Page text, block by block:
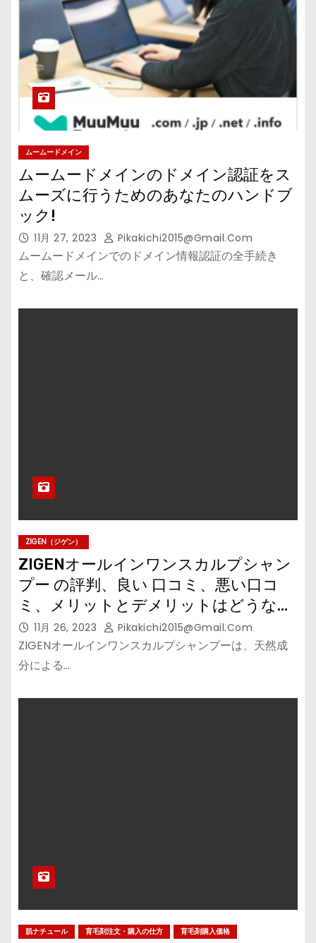
ムームードメイン
ムームードメインのドメイン認証をス
ムーズに行うためのあなたのハンドブ
ック!
11月 27, 2023 Pikakichi2015@gmail.com
ムームードメインでのドメイン情報認証の全手続き
と、確認メール…
ZIGEN（ジゲン）
ZIGENオールインワンスカルプシャン
プー の評判、良い 口コミ、悪い口コ
ミ、メリットとデメリットはどうな
の？ 【徹底解説
11月 26, 2023 Pikakichi2015@gmail.com
ZIGENオールインワンスカルプシャンプーは、天然成
分による…
肌ナチュール 育毛剤注文・購入の仕方 育毛剤購入価格